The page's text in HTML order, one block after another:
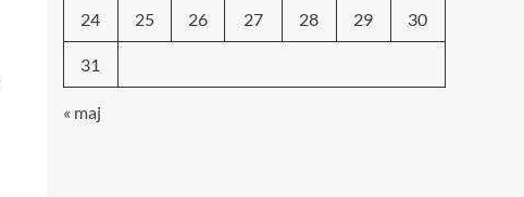
24 25 26 27 28 29 30
31
« maj